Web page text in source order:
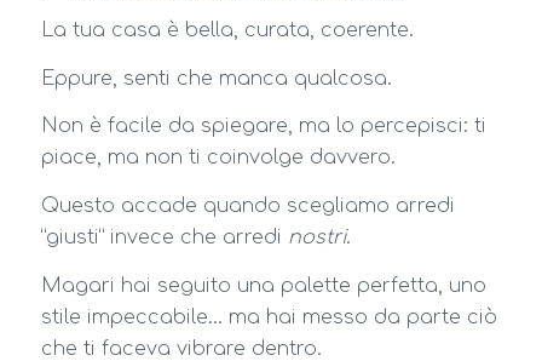
La tua casa è bella, curata, coerente.
Eppure, senti che manca qualcosa.
Non è facile da spiegare, ma lo percepisci: ti
piace, ma non ti coinvolge davvero.
Questo accade quando scegliamo arredi
“giusti” invece che arredi nostri.
Magari hai seguito una palette perfetta, uno
stile impeccabile… ma hai messo da parte ciò
che ti faceva vibrare dentro.